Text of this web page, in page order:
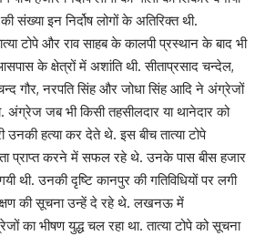
संख्या इन निर्दोष लोगों के अतिरिक्त थी.
टोपे और राव साहब के कालपी प्रस्थान के बाद भी
के क्षेत्रों में अशांति थी. सीताप्रसाद चन्देल,
गौर, नरपति सिंह और जोधा सिंह आदि ने अंग्रेजों
जब भी किसी तहसीलदार या थानेदार को
उनकी हत्या कर देते थे. इस बीच तात्या टोपे
प्राप्त करने में सफल रहे थे. उनके पास बीस हजार
थी. उनकी दृष्टि कानपुर की गतिविधियों पर लगी
की सूचना उन्हें दे रहे थे. लखनऊ में
का भीषण युद्ध चल रहा था. तात्या टोपे को सूचना